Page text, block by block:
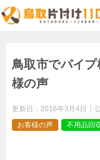
鳥取市でパイ
様の声
更新日： 2016年3月4日
お客様の声
不用品回